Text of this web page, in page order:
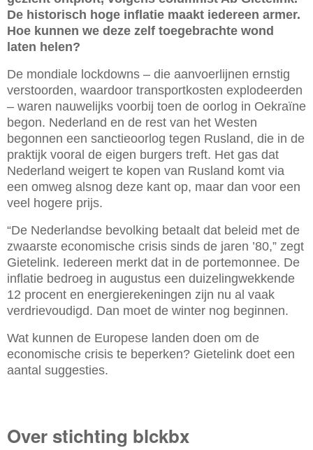
De historisch hoge inflatie maakt iedereen armer.
Hoe kunnen we deze zelf toegebrachte wond
laten helen?
De mondiale lockdowns – die aanvoerlijnen ernstig
verstoorden, waardoor transportkosten explodeerden
– waren nauwelijks voorbij toen de oorlog in Oekraïne
begon. Nederland en de rest van het Westen
begonnen een sanctieoorlog tegen Rusland, die in de
praktijk vooral de eigen burgers treft. Het gas dat
Nederland weigert te kopen van Rusland komt via
een omweg alsnog deze kant op, maar dan voor een
veel hogere prijs.
“De Nederlandse bevolking betaalt dat beleid met de
zwaarste economische crisis sinds de jaren ’80,” zegt
Gietelink. Iedereen merkt dat in de portemonnee. De
inflatie bedroeg in augustus een duizelingwekkende
12 procent en energierekeningen zijn nu al vaak
verdrievoudigd. Dan moet de winter nog beginnen.
Wat kunnen de Europese landen doen om de
economische crisis te beperken? Gietelink doet een
aantal suggesties.
Over stichting blckbx